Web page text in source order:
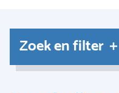
Zoek en filter